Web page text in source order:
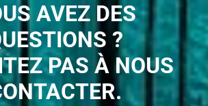
AVEZ DES
?
PAS À NOUS